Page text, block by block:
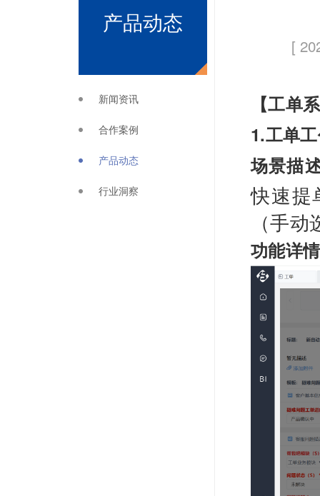
产品动态
新闻资讯
合作案例
产品动态
行业洞察
[
【工单
1.工单
场景描
快速提
（手
功能详